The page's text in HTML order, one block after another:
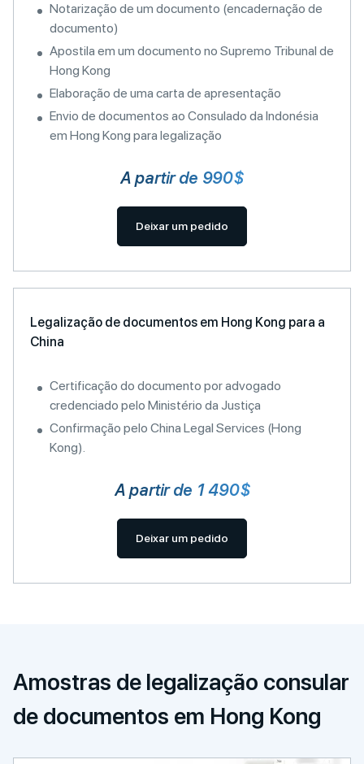
Notarização de um documento (encadernação de
documento)
Apostila em um documento no Supremo Tribunal de
Hong Kong
Elaboração de uma carta de apresentação
Envio de documentos ao Consulado da Indonésia
em Hong Kong para legalização
A partir de 990$
Deixar um pedido
Legalização de documentos em Hong Kong para a
China
Certificação do documento por advogado
credenciado pelo Ministério da Justiça
Confirmação pelo China Legal Services (Hong
Kong).
A partir de 1 490$
Deixar um pedido
Amostras de legalização consular
de documentos em Hong Kong